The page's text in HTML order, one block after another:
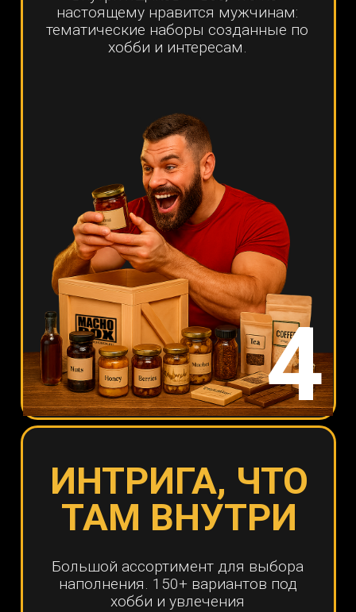
МУЖЧИНА -
ДОВОЛЕН
Праздник начинается здесь.
Эмоции, смех — гарантированы.
вспоминают весь год.
5